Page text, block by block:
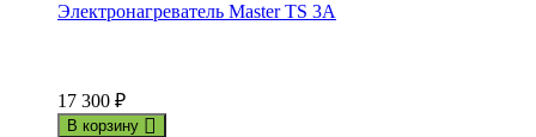
Электронагреватель Master TS 3A
17 300 ₽
В корзину